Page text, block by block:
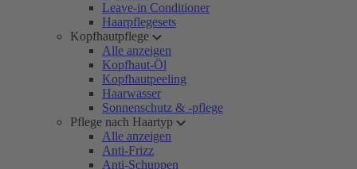
Leave-in Conditioner
Haarpflegesets
Kopfhautpflege
Alle anzeigen
Kopfhaut-Öl
Kopfhautpeeling
Haarwasser
Sonnenschutz & -pflege
Pflege nach Haartyp
Alle anzeigen
Anti-Frizz
Anti-Schuppen